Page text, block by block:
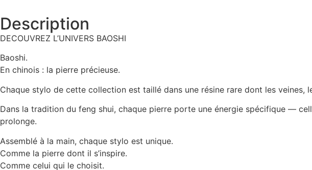
Description
DECOUVREZ L’UNIVERS BAOSHI
Baoshi.
En chinois : la pierre précieuse.
Chaque stylo de cette collection est taillé dans une résine rare dont les
Dans la tradition du feng shui, chaque pierre porte une énergie spécifique —
prolonge.
Assemblé à la main, chaque stylo est unique.
Comme la pierre dont il s’inspire.
Comme celui qui le choisit.